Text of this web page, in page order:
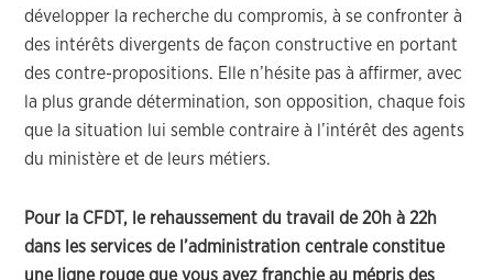
développer la recherche du compromis, à se confronter à
des intérêts divergents de façon constructive en portant
des contre-propositions. Elle n’hésite pas à affirmer, avec
la plus grande détermination, son opposition, chaque fois
que la situation lui semble contraire à l’intérêt des agents
du ministère et de leurs métiers.
Pour la CFDT, le rehaussement du travail de 20h à 22h
dans les services de l’administration centrale constitue
une ligne rouge que vous avez franchie au mépris des